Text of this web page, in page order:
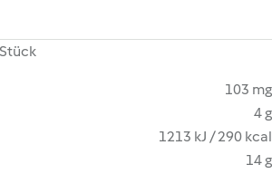
103 mg
4 g
1213 kJ / 290 kcal
14 g